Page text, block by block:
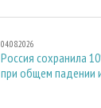
04.08.2026
Россия сохранила
при общем падении